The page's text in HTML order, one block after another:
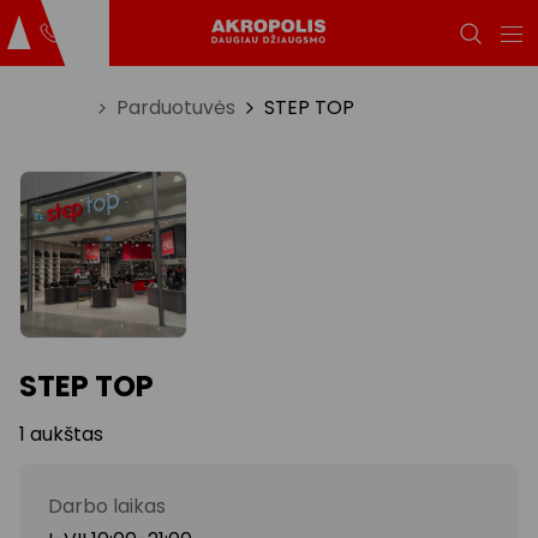
Parduotuvės STEP TOP
STEP TOP
1 aukštas
Darbo laikas